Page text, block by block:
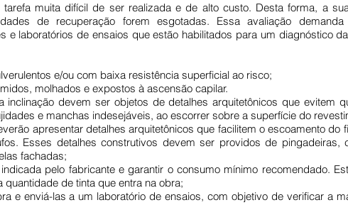
muita difícil de ser realizada e de alto custo. Desta forma, a
de recuperação forem esgotadas. Essa avaliação demanda
e laboratórios de ensaios que estão habilitados para um diagnóstico
e/ou com baixa resistência superficial ao risco;
molhados e expostos à ascensão capilar.
devem ser objetos de detalhes arquitetônicos que evitem
e manchas indesejáveis, ao escorrer sobre a superfície do
apresentar detalhes arquitetônicos que facilitem o escoamento do
Esses detalhes construtivos devem ser providos de pingadeiras,
fachadas;
pelo fabricante e garantir o consumo mínimo recomendado.
de tinta que entra na obra;
e enviá-las a um laboratório de ensaios, com objetivo de verificar a